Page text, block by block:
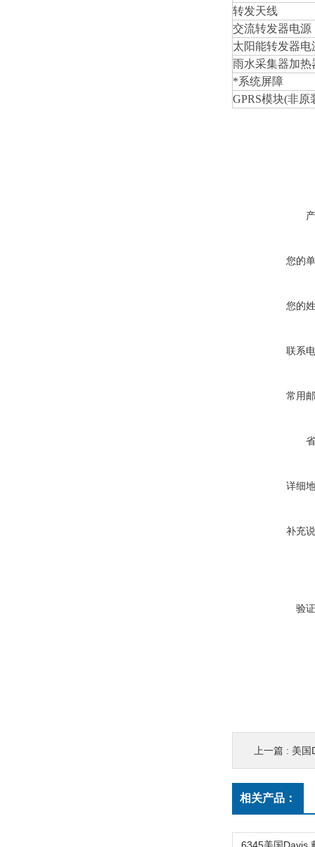
转发天线
交流转发器电源
太阳能转发器电
雨水采集器加热
*系统屏障
GPRS模块(非原
您的
您的
联系
常用
详细
补充
验
上一篇 : 美国
相关产品：